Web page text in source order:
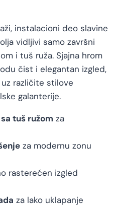
instalacioni deo slavine
vidljivi samo završni
i tuš ruža. Sjajna hrom
čist i elegantan izgled,
različite stilove
galanterije.
tuš ružom za
za modernu zonu
rasterećen izgled
za lako uklapanje